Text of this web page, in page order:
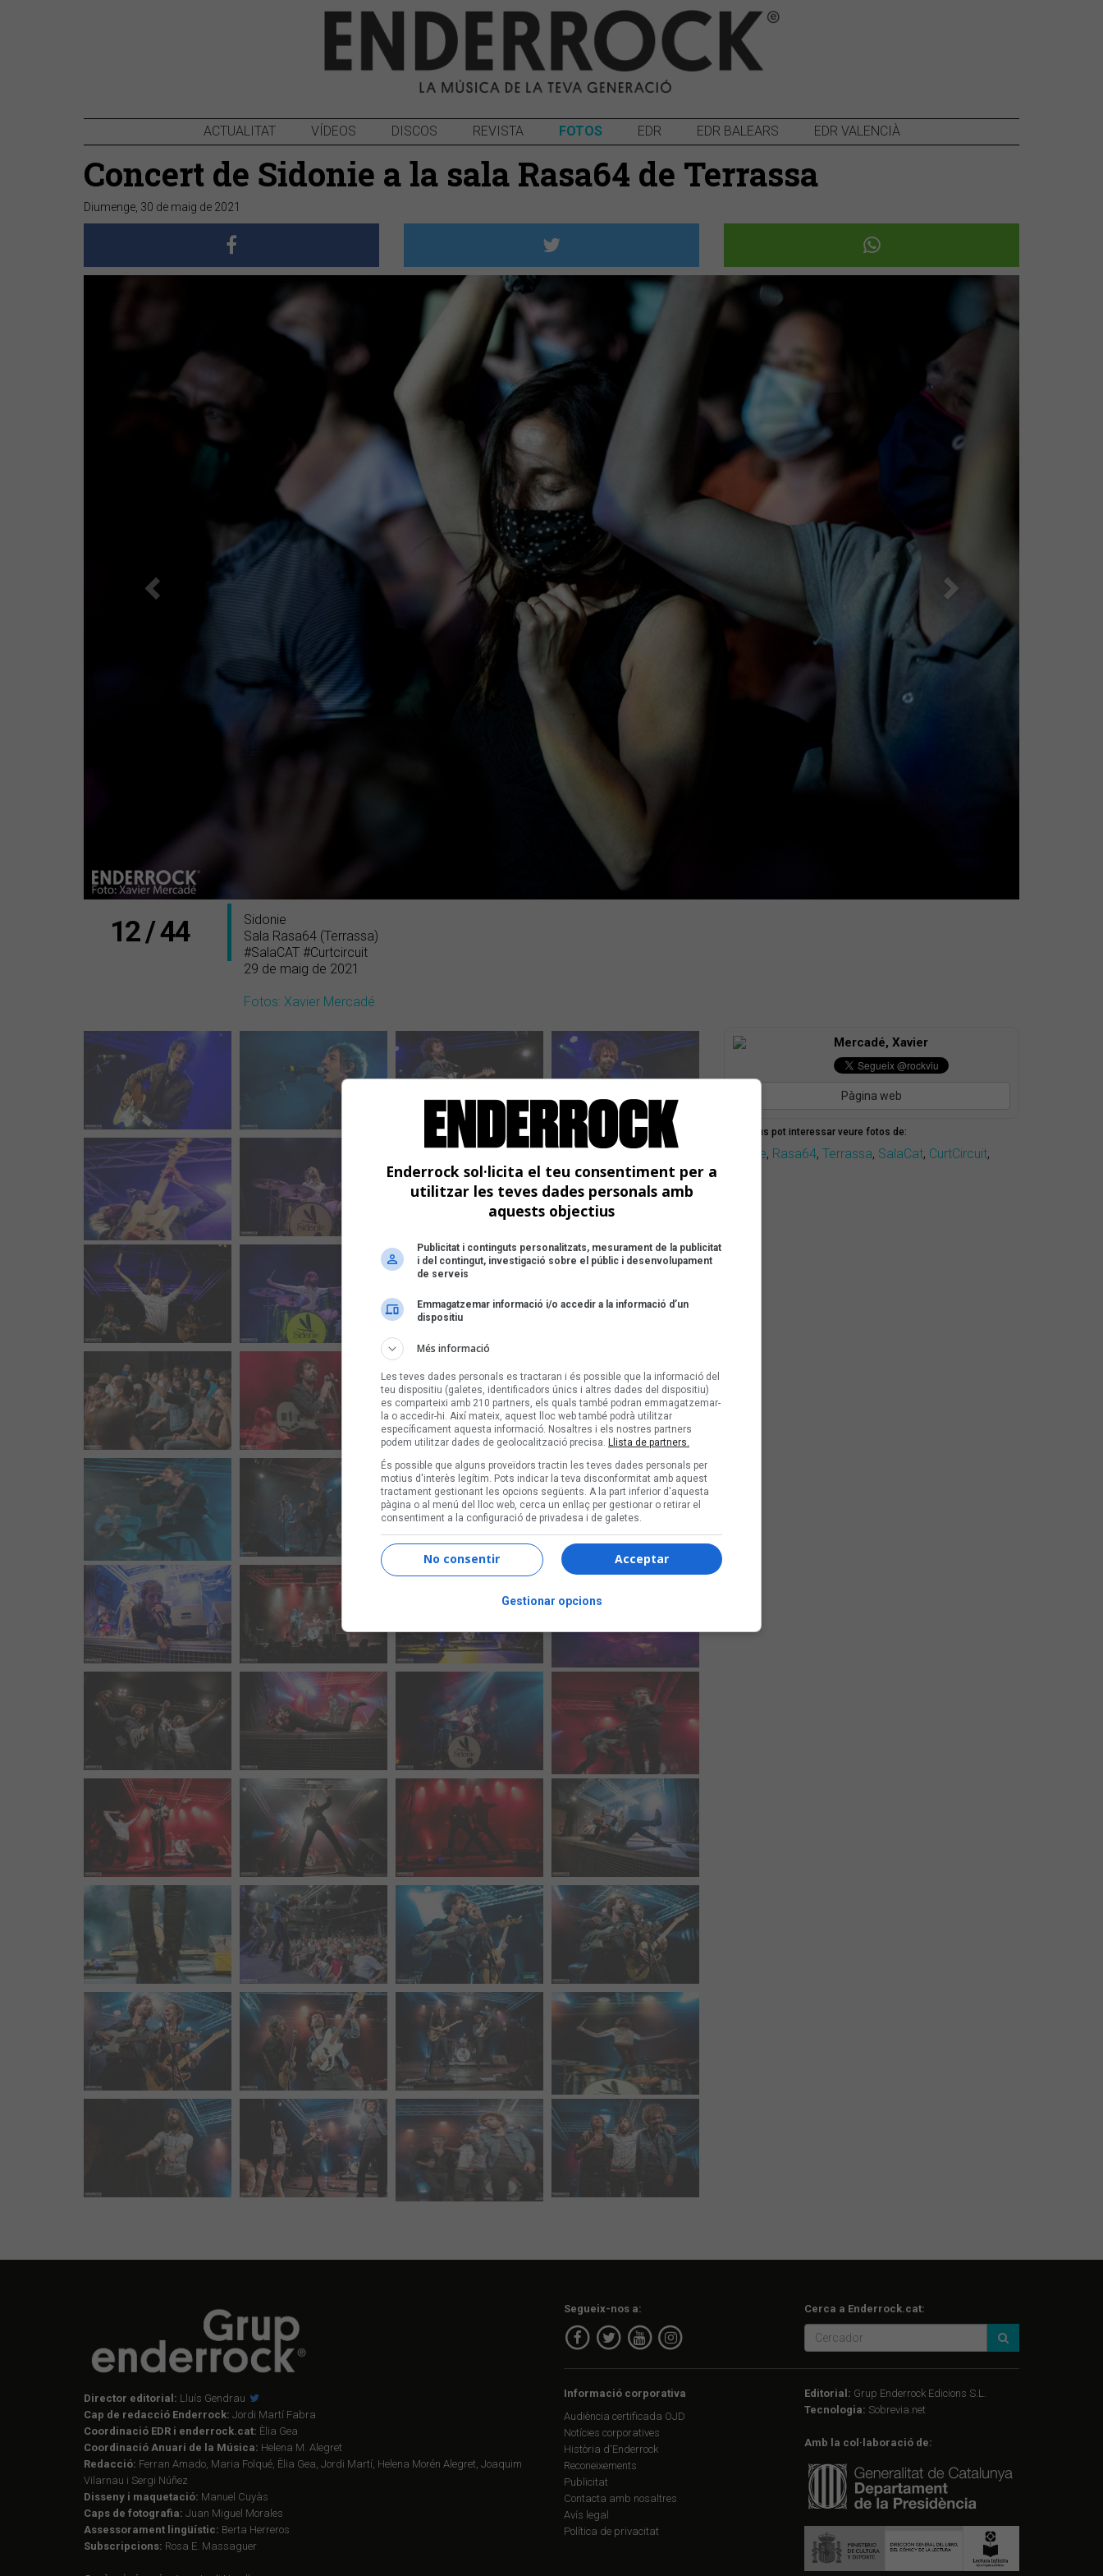
ACTUALITAT VÍDEOS DISCOS REVISTA FOTOS EDR EDR BALEARS EDR VALENCIÀ
Concert de Sidonie a la sala Rasa64 de Terrassa
Diumenge, 30 de maig de 2021
Següent
12 / 44
Sidonie
Sala Rasa64 (Terrassa)
#SalaCAT #Curtcircuit
29 de maig de 2021
Fotos: Xavier Mercadé
Mercadé, Xavier
Pàgina web
També us pot interessar veure fotos de:
Sidonie, Rasa64, Terrassa, SalaCat, CurtCircuit,
Director editorial: Lluís Gendrau
Cap de redacció Enderrock: Jordi Martí Fabra
Coordinació EDR i enderrock.cat: Èlia Gea
Coordinació Anuari de la Música: Helena M. Alegret
Redacció: Ferran Amado, Maria Folqué, Èlia Gea, Jordi Martí, Helena Morén Alegret, Joaquim
Vilarnau i Sergi Núñez
Disseny i maquetació: Manuel Cuyàs
Caps de fotografia: Juan Miguel Morales
Assessorament lingüístic: Berta Herreros
Subscripcions: Rosa E. Massaguer
Segueix-nos a: Cerca a Enderrock.cat:
Informació corporativa
Audiència certificada OJD
Notícies corporatives
Història d'Enderrock
Reconeixements
Publicitat
Contacta amb nosaltres
Avís legal
Política de privacitat
Editorial: Grup Enderrock Edicions S.L.
Tecnologia: Sobrevia.net
Amb la col·laboració de:
Enderrock sol·licita el teu consentiment per a
utilitzar les teves dades personals amb
aquests objectius
Publicitat i continguts personalitzats, mesurament de la publicitat
i del contingut, investigació sobre el públic i desenvolupament
de serveis
Emmagatzemar informació i/o accedir a la informació d’un
dispositiu
Més informació
Les teves dades personals es tractaran i és possible que la informació del
teu dispositiu (galetes, identificadors únics i altres dades del dispositiu)
es comparteixi amb 210 partners, els quals també podran emmagatzemar-
la o accedir-hi. Així mateix, aquest lloc web també podrà utilitzar
específicament aquesta informació. Nosaltres i els nostres partners
podem utilitzar dades de geolocalització precisa. Llista de partners.
És possible que alguns proveïdors tractin les teves dades personals per
motius d'interès legítim. Pots indicar la teva disconformitat amb aquest
tractament gestionant les opcions següents. A la part inferior d'aquesta
pàgina o al menú del lloc web, cerca un enllaç per gestionar o retirar el
consentiment a la configuració de privadesa i de galetes.
Acceptar
No consentir
Gestionar opcions